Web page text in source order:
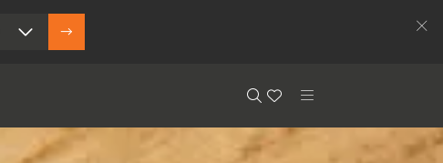
SearchFloor.Wishlist